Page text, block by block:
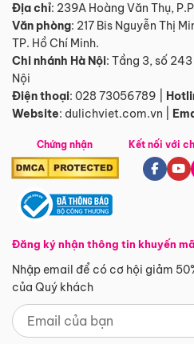
Địa chỉ: 239A Hoàng Văn Thụ,
Văn phòng: 217 Bis Nguyễn Thị
TP. Hồ Chí Minh.
Chi nhánh Hà Nội: Tầng 3, số
Nội
Điện thoại: 028 73056789
Website: dulichviet.com.vn
Chứng nhận
Đăng ký nhận thông tin khuyến
Nhập email để có cơ hội giảm
của Quý khách
Kết nối với